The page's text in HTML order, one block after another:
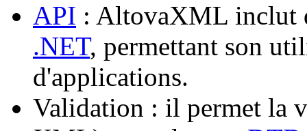
API : AltovaXML inclut
.NET, permettant son
d'applications.
Validation : il permet la